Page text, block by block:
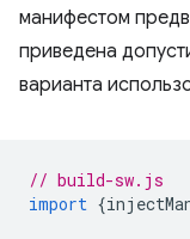
манифестом
приведена
варианта
// build-sw.js
import {